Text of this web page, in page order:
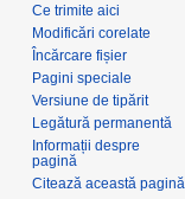
Ce trimite aici
Modificări corelate
Încărcare fișier
Pagini speciale
Versiune de tipărit
Legătură permanentă
Informații despre
pagină
Citează această pagină